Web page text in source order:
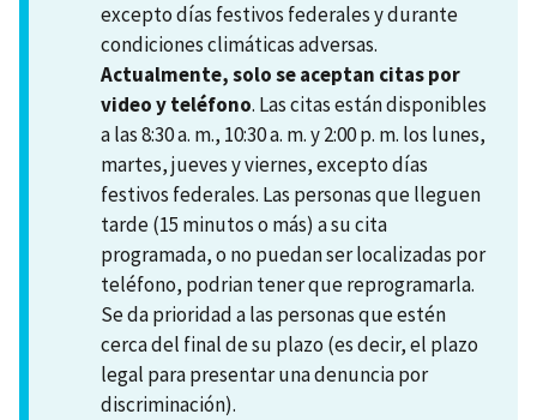
excepto días festivos federales y durante
condiciones climáticas adversas.
Actualmente, solo se aceptan citas por
video y teléfono. Las citas están disponibles
a las 8:30 a. m., 10:30 a. m. y 2:00 p. m. los lunes,
martes, jueves y viernes, excepto días
festivos federales. Las personas que lleguen
tarde (15 minutos o más) a su cita
programada, o no puedan ser localizadas por
teléfono, podrian tener que reprogramarla.
Se da prioridad a las personas que estén
cerca del final de su plazo (es decir, el plazo
legal para presentar una denuncia por
discriminación).